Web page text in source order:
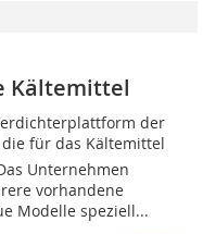
Kältemittel
der
die für das Kältemittel
Unternehmen
vorhandene
Modelle speziell...